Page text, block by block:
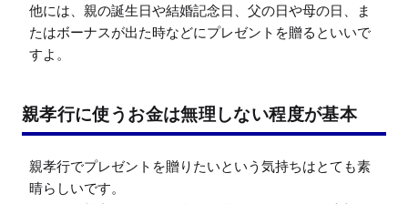
他には、親の誕生日や結婚記念日、父の日や母の日、ま
たはボーナスが出た時などにプレゼントを贈るといいで
すよ。
親孝行に使うお金は無理しない程度が基本
親孝行でプレゼントを贈りたいという気持ちはとても素
晴らしいです。